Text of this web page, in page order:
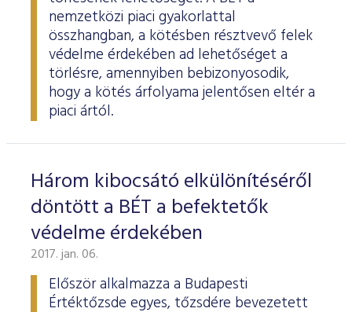
nemzetközi piaci gyakorlattal
összhangban, a kötésben résztvevő felek
védelme érdekében ad lehetőséget a
törlésre, amennyiben bebizonyosodik,
hogy a kötés árfolyama jelentősen eltér a
piaci ártól.
Három kibocsátó elkülönítéséről
döntött a BÉT a befektetők
védelme érdekében
2017. jan. 06.
Először alkalmazza a Budapesti
Értéktőzsde egyes, tőzsdére bevezetett